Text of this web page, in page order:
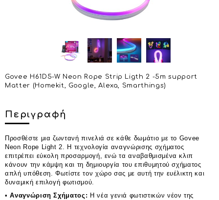
Govee H61D5-W Neon Rope Strip Ligth 2 -5m support
Matter (Homekit, Google, Alexa, Smarthings)
Περιγραφή
Προσθέστε μια ζωντανή πινελιά σε κάθε δωμάτιο με το Govee
Neon Rope Light 2. Η τεχνολογία αναγνώρισης σχήματος
επιτρέπει εύκολη προσαρμογή, ενώ τα αναβαθμισμένα κλιπ
κάνουν την κάμψη και τη δημιουργία του επιθυμητού σχήματος
απλή υπόθεση. Φωτίστε τον χώρο σας με αυτή την ευέλικτη και
δυναμική επιλογή φωτισμού.
•Αναγνώριση Σχήματος: Η νέα γενιά φωτιστικών νέον της